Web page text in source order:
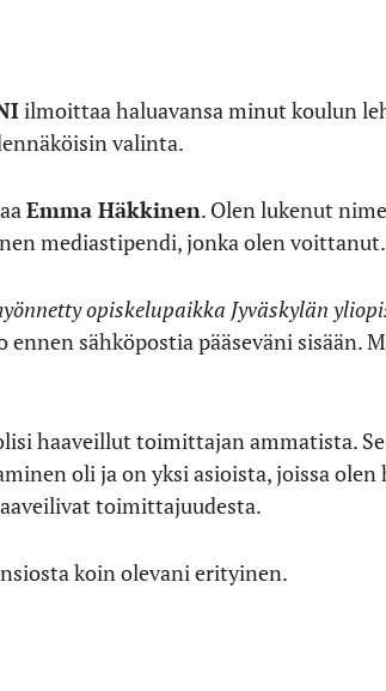
ilmoittaa haluavansa minut koulun
valinta.
Emma Häkkinen. Olen lukenut
mediastipendi, jonka olen voittanut.
opiskelupaikka Jyväskylän
ennen sähköpostia pääseväni sisään.
haaveillut toimittajan ammatista.
oli ja on yksi asioista, joissa
toimittajuudesta.
koin olevani erityinen.